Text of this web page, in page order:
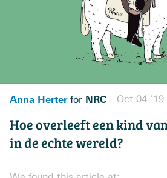
Anna Herterfor NRC Oct 04 ’19
Hoe overleeft een kind
in de echte wereld?